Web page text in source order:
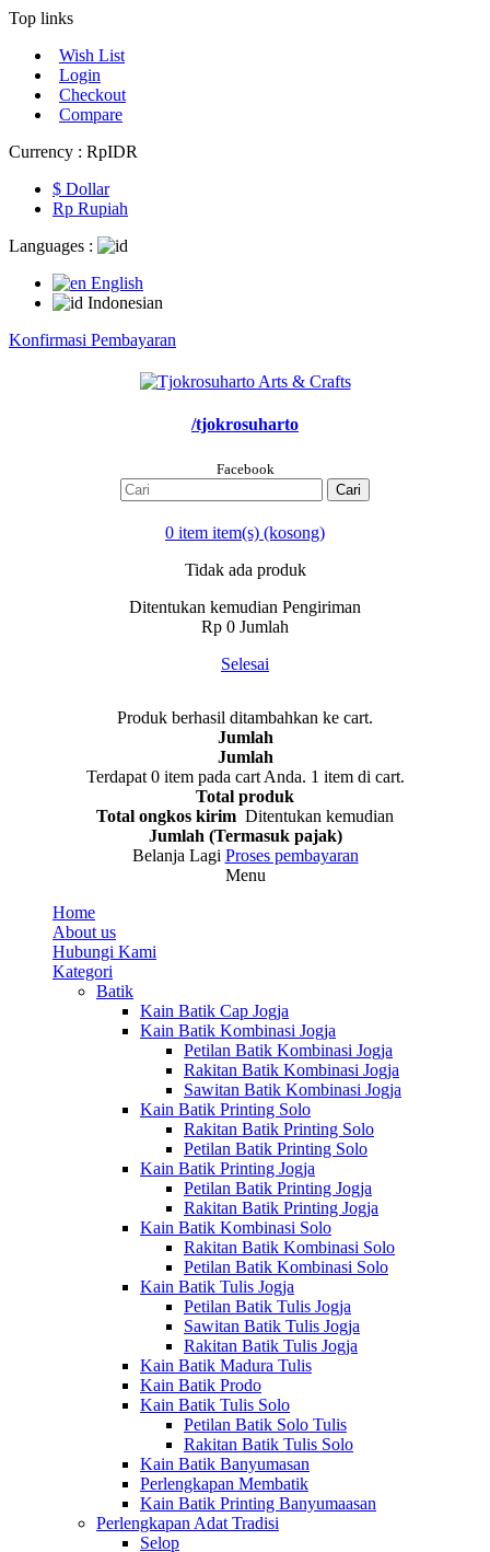
Top links
Wish List
Login
Checkout
Compare
Currency : Rp‎IDR
$ Dollar
Rp‎ Rupiah
Languages :
English
Indonesian
Konfirmasi Pembayaran
/tjokrosuharto
Facebook
Cari
0 item item(s) (kosong)
Tidak ada produk
Ditentukan kemudian Pengiriman
Rp‎ 0 Jumlah
Selesai
Produk berhasil ditambahkan ke cart.
Jumlah
Jumlah
Terdapat 0item pada cart Anda. 1 item di cart.
Total produk
Total ongkos kirim Ditentukan kemudian
Jumlah (Termasuk pajak)
Belanja Lagi Proses pembayaran
Menu
Home
About us
Hubungi Kami
Kategori
Batik
Kain Batik Cap Jogja
Kain Batik Kombinasi Jogja
Petilan Batik Kombinasi Jogja
Rakitan Batik Kombinasi Jogja
Sawitan Batik Kombinasi Jogja
Kain Batik Printing Solo
Rakitan Batik Printing Solo
Petilan Batik Printing Solo
Kain Batik Printing Jogja
Petilan Batik Printing Jogja
Rakitan Batik Printing Jogja
Kain Batik Kombinasi Solo
Rakitan Batik Kombinasi Solo
Petilan Batik Kombinasi Solo
Kain Batik Tulis Jogja
Petilan Batik Tulis Jogja
Sawitan Batik Tulis Jogja
Rakitan Batik Tulis Jogja
Kain Batik Madura Tulis
Kain Batik Prodo
Kain Batik Tulis Solo
Petilan Batik Solo Tulis
Rakitan Batik Tulis Solo
Kain Batik Banyumasan
Perlengkapan Membatik
Kain Batik Printing Banyumaasan
Perlengkapan Adat Tradisi
Selop